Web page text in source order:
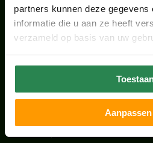
partners kunnen deze
informatie die u aan ze heeft
verzameld op basis van uw
Aanpassen
HANDIGE LINKS